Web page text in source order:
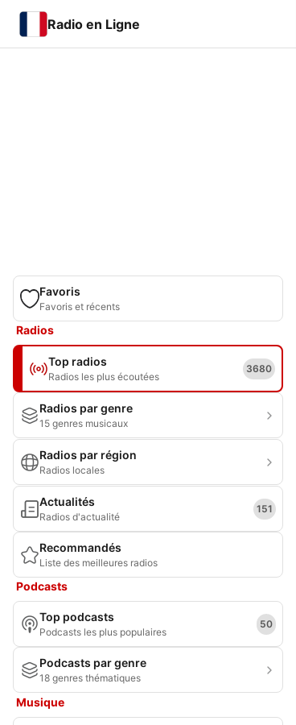
Radio en Ligne
Favoris
Favoris et récents
Radios
Top radios
Radios les plus écoutées
3680
Radios par genre
15 genres musicaux
Radios par région
Radios locales
Actualités
Radios d'actualité
151
Recommandés
Liste des meilleures radios
Podcasts
Top podcasts
Podcasts les plus populaires
50
Podcasts par genre
18 genres thématiques
Musique